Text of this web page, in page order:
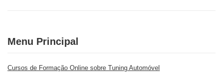
Menu Principal
Cursos de Formação Online sobre Tuning Automóvel